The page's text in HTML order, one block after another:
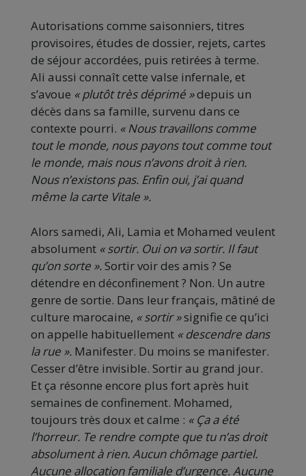
Autorisations comme saisonniers, titres
provisoires, études de dossier, rejets, cartes
de séjour accordées, puis retirées à terme.
Ali aussi connaît cette valse infernale, et
s’avoue « plutôt très déprimé »depuis un
décès dans sa famille, survenu dans ce
contexte pourri. « Nous travaillons comme
tout le monde, nous payons tout comme tout
le monde, mais nous n’avons droit à rien.
Nous n’existons pas. Enfin oui, j’ai quand
même la carte Vitale ».
Alors samedi, Ali, Lamia et Mohamed veulent
absolument « sortir. Oui on va sortir. Il faut
qu’on sorte ».Sortir voir des amis ? Se
détendre en déconfinement ? Non. Un autre
genre de sortie. Dans leur français, mâtiné de
culture marocaine, « sortir »signifie ce qu’ici
on appelle habituellement « descendre dans
la rue ». Manifester. Du moins se manifester.
Cesser d’être invisible. Sortir au grand jour.
Et ça résonne encore plus fort après huit
semaines de confinement. Mohamed,
toujours très doux et calme : « Ça a été
l’horreur. Te rendre compte que tu n’as droit
absolument à rien. Aucun chômage partiel.
Aucune allocation familiale d’urgence. Aucune